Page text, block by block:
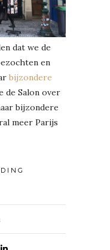
dat we de
en
bijzondere
de Salon over
bijzondere
meer Parijs